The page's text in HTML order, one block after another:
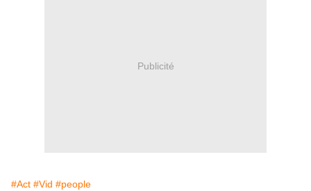
Publicité
#Act #Vid #people